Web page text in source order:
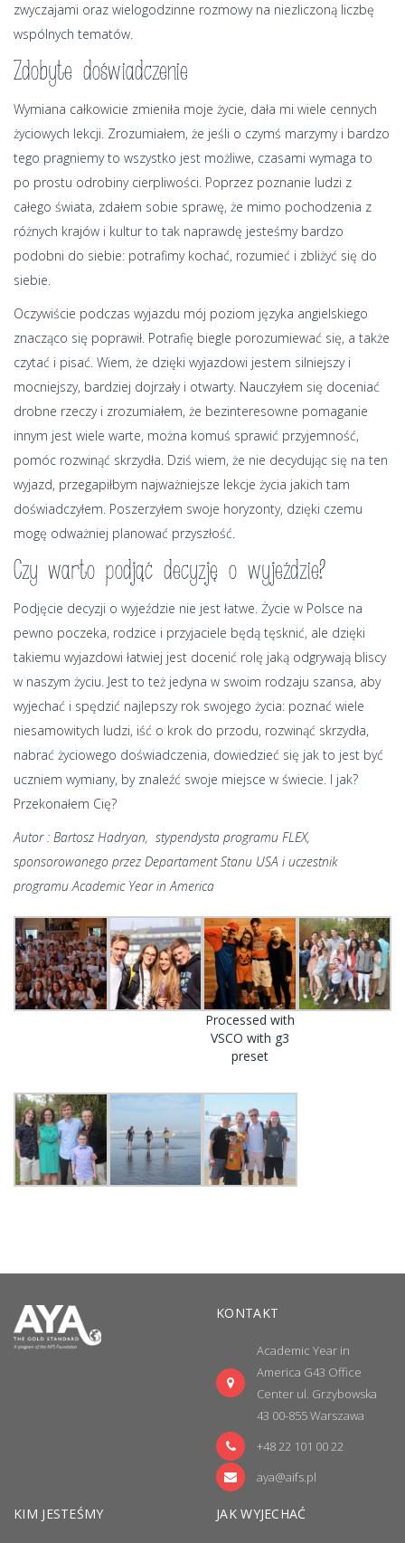
zwyczajami oraz wielogodzinne rozmowy na niezliczoną liczbę
wspólnych tematów.
Zdobyte doświadczenie
Wymiana całkowicie zmieniła moje życie, dała mi wiele cennych
życiowych lekcji. Zrozumiałem, że jeśli o czymś marzymy i bardzo
tego pragniemy to wszystko jest możliwe, czasami wymaga to
po prostu odrobiny cierpliwości. Poprzez poznanie ludzi z
całego świata, zdałem sobie sprawę, że mimo pochodzenia z
różnych krajów i kultur to tak naprawdę jesteśmy bardzo
podobni do siebie: potrafimy kochać, rozumieć i zbliżyć się do
siebie.
Oczywiście podczas wyjazdu mój poziom języka angielskiego
znacząco się poprawił. Potrafię biegle porozumiewać się, a także
czytać i pisać. Wiem, że dzięki wyjazdowi jestem silniejszy i
mocniejszy, bardziej dojrzały i otwarty. Nauczyłem się doceniać
drobne rzeczy i zrozumiałem, że bezinteresowne pomaganie
innym jest wiele warte, można komuś sprawić przyjemność,
pomóc rozwinąć skrzydła. Dziś wiem, że nie decydując się na ten
wyjazd, przegapiłbym najważniejsze lekcje życia jakich tam
doświadczyłem. Poszerzyłem swoje horyzonty, dzięki czemu
mogę odważniej planować przyszłość.
Czy warto podjąć decyzję o wyjeździe?
Podjęcie decyzji o wyjeździe nie jest łatwe. Życie w Polsce na
pewno poczeka, rodzice i przyjaciele będą tęsknić, ale dzięki
takiemu wyjazdowi łatwiej jest docenić rolę jaką odgrywają bliscy
w naszym życiu. Jest to też jedyna w swoim rodzaju szansa, aby
wyjechać i spędzić najlepszy rok swojego życia: poznać wiele
niesamowitych ludzi, iść o krok do przodu, rozwinąć skrzydła,
nabrać życiowego doświadczenia, dowiedzieć się jak to jest być
uczniem wymiany, by znaleźć swoje miejsce w świecie. I jak?
Przekonałem Cię?
Autor : Bartosz Hadryan, stypendysta programu FLEX,
sponsorowanego przez Departament Stanu USA i uczestnik
programu Academic Year in America
Processed with
VSCO with g3
preset
KIM JESTEŚMY JAK WYJECHAĆ
KONTAKT
Academic Year in
America G43 Office
Center ul. Grzybowska
43 00-855 Warszawa
+48 22 101 00 22
aya@aifs.pl